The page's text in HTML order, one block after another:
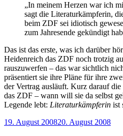
„In meinem Herzen war ich
sagt die Literaturkämpferin,
beim ZDF sei idiotisch
zum Jahresende gekündigt
Das ist das erste, was ich darüber
Heidenreich das ZDF noch trotzig
rauszuwerfen – das war sichtlich
präsentiert sie ihre Pläne für ihre
der Vertrag ausläuft. Kurz darauf
das ZDF – wann will sie da selbst
Legende lebt: Literaturkämpferin ist
Veröffentlicht
19. August 200820. August 2008